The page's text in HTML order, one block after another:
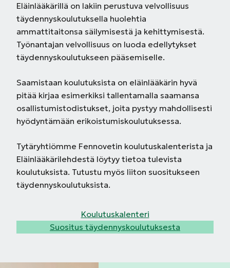
Eläinlääkärillä on lakiin perustuva velvollisuus
täydennyskoulutuksella huolehtia
ammattitaitonsa säilymisestä ja kehittymisestä.
Työnantajan velvollisuus on luoda edellytykset
täydennyskoulutukseen pääsemiselle.
Saamistaan koulutuksista on eläinlääkärin hyvä
pitää kirjaa esimerkiksi tallentamalla saamansa
osallistumistodistukset, joita pystyy mahdollisesti
hyödyntämään erikoistumiskoulutuksessa.
Tytäryhtiömme Fennovetin koulutuskalenterista ja
Eläinlääkärilehdestä löytyy tietoa tulevista
koulutuksista. Tutustu myös liiton suositukseen
täydennyskoulutuksista.
Koulutuskalenteri
Suositus täydennyskoulutuksesta